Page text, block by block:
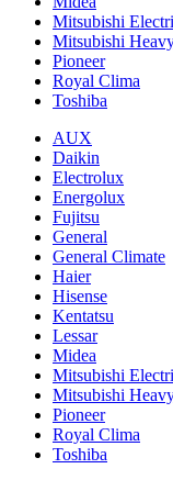
Mitsubishi
Mitsubishi
Pioneer
Royal Clima
Toshiba
AUX
Daikin
Electrolux
Energolux
Fujitsu
General
General Climate
Haier
Hisense
Kentatsu
Lessar
Midea
Mitsubishi
Mitsubishi
Pioneer
Royal Clima
Toshiba